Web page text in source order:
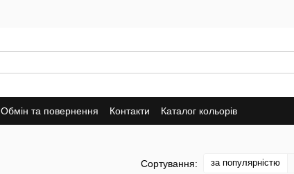
Обмін та повернення Контакти Каталог кольорів
Сортування: за популярністю